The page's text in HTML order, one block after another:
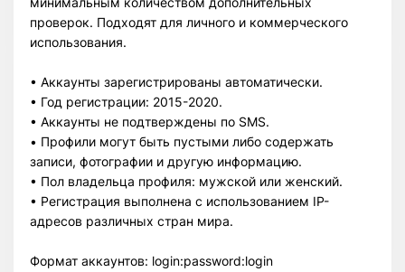
проверок. Подходят для личного и коммерческого
использования.
• Аккаунты зарегистрированы автоматически.
• Год регистрации: 2015-2020.
• Аккаунты не подтверждены по SMS.
• Профили могут быть пустыми либо содержать
записи, фотографии и другую информацию.
• Пол владельца профиля: мужской или женский.
• Регистрация выполнена с использованием IP-
адресов различных стран мира.
Формат аккаунтов: login:password:login